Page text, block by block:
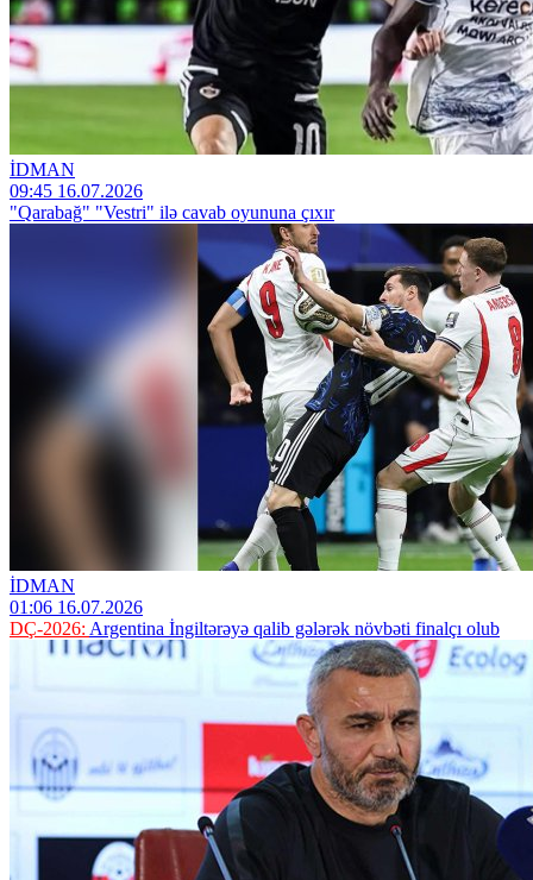
İDMAN
09:45 16.07.2026
"Qarabağ" "Vestri" ilə cavab oyununa çıxır
İDMAN
01:06 16.07.2026
DÇ-2026: Argentina İngiltərəyə qalib gələrək növbəti finalçı olub